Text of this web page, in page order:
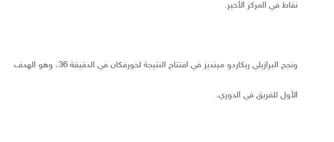
نقاط في المركز الأخير.
ونجح البرازيلي ريكاردو مينديز في افتتاح النتيجة لخورفكان في الدقيقة 36، وهو الهدف
الأول للفريق في الدوري.